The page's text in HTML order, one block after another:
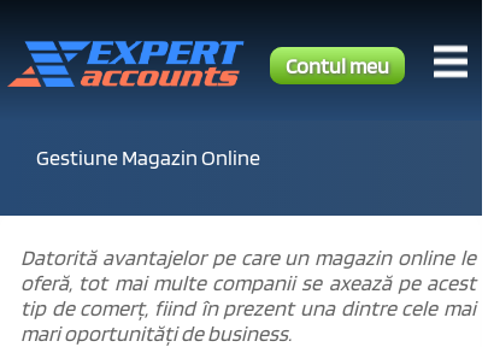
Contul meu
Gestiune Magazin Online
Datorită avantajelor pe care un magazin online le
oferă, tot mai multe companii se axează pe acest
tip de comerț, fiind în prezent una dintre cele mai
mari oportunități de business.